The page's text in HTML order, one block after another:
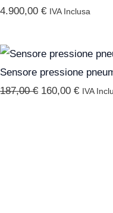
4.900,00 € IVA Inclusa
Sensore pressione
187,00€
Il
prezzo
originale
160,00 €
Il
prezzo
attuale
IVA